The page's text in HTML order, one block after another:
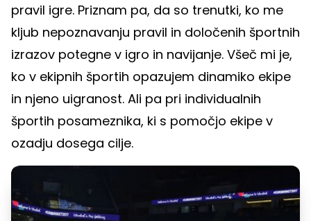
pravil igre. Priznam pa, da so trenutki, ko me
kljub nepoznavanju pravil in določenih športnih
izrazov potegne v igro in navijanje. Všeč mi je,
ko v ekipnih športih opazujem dinamiko ekipe
in njeno uigranost. Ali pa pri individualnih
športih posameznika, ki s pomočjo ekipe v
ozadju dosega cilje.